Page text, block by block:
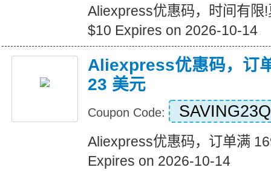
Aliexpress优惠码，时间有限
$10 Expires on 2026-10-14
Aliexpress优惠码，订
23 美元
Coupon Code: SAVING23Q
Aliexpress优惠码，订单满
Expires on 2026-10-14